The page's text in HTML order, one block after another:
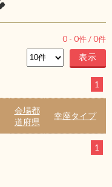
0 - 0件 /0件
1
会場都
道府県
幸座タイプ
1